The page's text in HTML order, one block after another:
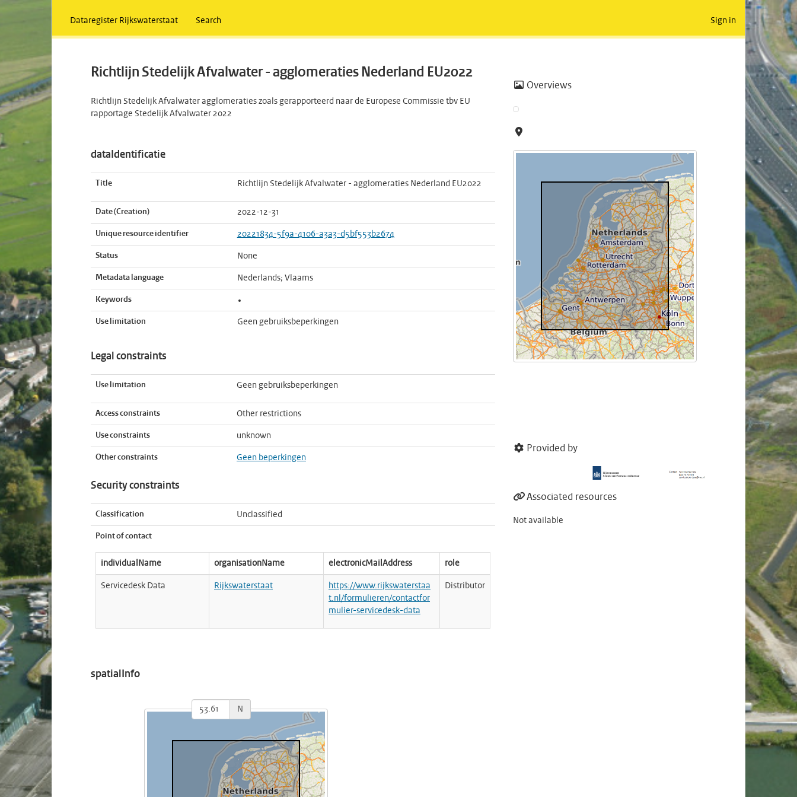
Dataregister Rijkswaterstaat Search Sign in
Richtlijn Stedelijk Afvalwater - agglomeraties Nederland EU2022
Richtlijn Stedelijk Afvalwater agglomeraties zoals gerapporteerd naar de Europese Commissie tbv EU
rapportage Stedelijk Afvalwater 2022
dataIdentificatie
Title Richtlijn Stedelijk Afvalwater - agglomeraties Nederland EU2022
Date (Creation) 2022-12-31
Unique resource identifier 20221834-5f9a-4106-a3a3-d5bf553b2674
Status None
Metadata language Nederlands; Vlaams
Keywords
Use limitation Geen gebruiksbeperkingen
Legal constraints
Use limitation Geen gebruiksbeperkingen
Access constraints Other restrictions
Use constraints unknown
Other constraints Geen beperkingen
Security constraints
Classification Unclassified
Point of contact
individualName organisationName electronicMailAddress role
Servicedesk Data Rijkswaterstaat
https://www.rijkswaterstaa
t.nl/formulieren/contactfor
mulier-servicedesk-data
Distributor
spatialInfo
N
Overviews
Provided by
Associated resources
Not available